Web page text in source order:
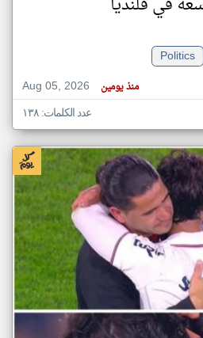
Politics
Aug 05, 2026
منذ يومين
عدد الكلمات: ١٣٨